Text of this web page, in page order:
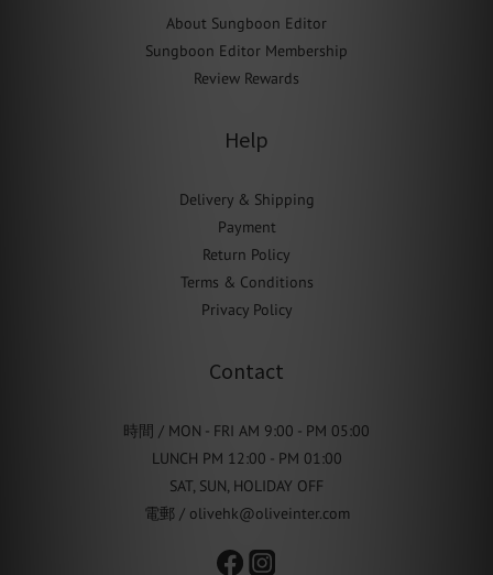
About Sungboon Editor
Sungboon Editor Membership
Review Rewards
Help
Delivery & Shipping
Payment
Return Policy
Terms & Conditions
Privacy Policy
Contact
時間 / MON - FRI AM 9:00 - PM 05:00
LUNCH PM 12:00 - PM 01:00
SAT, SUN, HOLIDAY OFF
電郵 / olivehk@oliveinter.com